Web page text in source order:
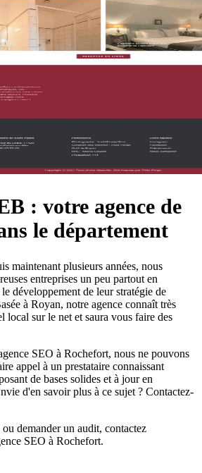
: votre agence de
le département
maintenant plusieurs années, nous
entreprises un peu partout en
développement de leur stratégie de
à Royan, notre agence connaît très
local sur le net et saura vous faire des
SEO à Rochefort, nous ne pouvons
appel à un prestataire connaissant
de bases solides et à jour en
d'en savoir plus à ce sujet ? Contactez-
demander un audit, contactez
SEO à Rochefort.